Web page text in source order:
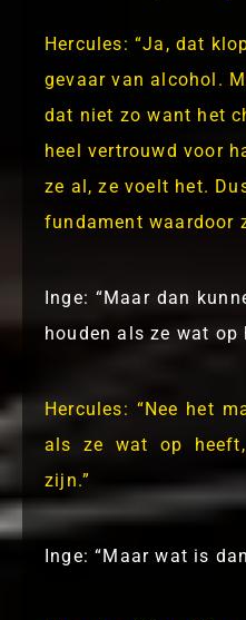
Hercules: “Ja, dat
gevaar van alcohol.
dat niet zo want het
heel vertrouwd voor
ze al, ze voelt het.
fundament waardoor
Inge: “Maar dan
houden als ze wat op
Hercules: “Nee het
als ze wat op
zijn.”
Inge: “Maar wat is